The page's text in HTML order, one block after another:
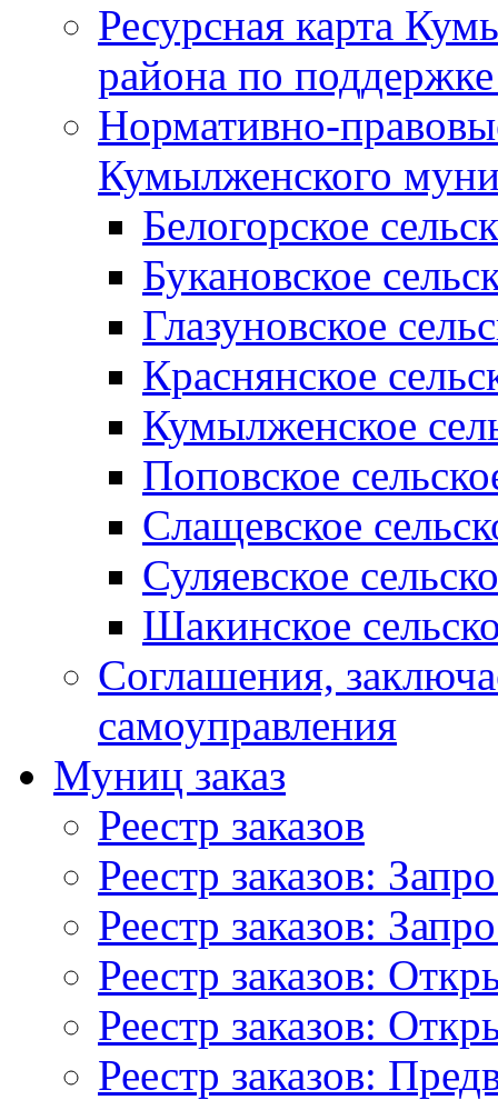
Ресурсная карта
района по
Нормативно-
Кумылженского
Белогорское
Букановское
Глазуновское
Краснянское
Кумылженское
Поповское
Слащевское
Суляевское
Шакинское
Соглашения,
самоуправления
Муниц заказ
Реестр заказов
Реестр заказов:
Реестр заказов:
Реестр заказов:
Реестр заказов:
Реестр заказов: